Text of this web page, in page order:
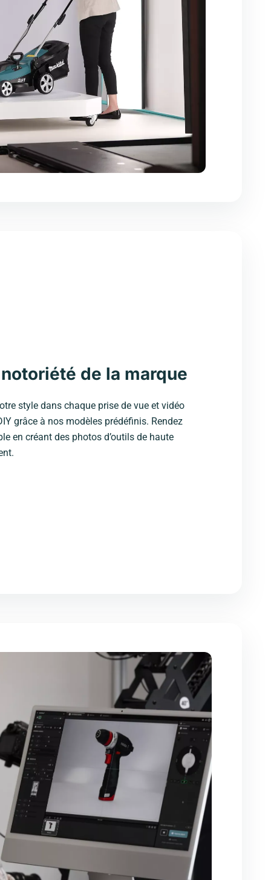
de la marque
style dans chaque prise de vue et vidéo
grâce à nos modèles prédéfinis. Rendez
en créant des photos d’outils de haute